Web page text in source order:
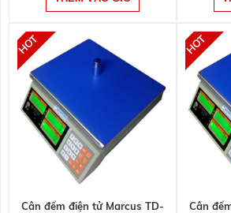
Cân đếm điện tử Marcus TD-
Cân